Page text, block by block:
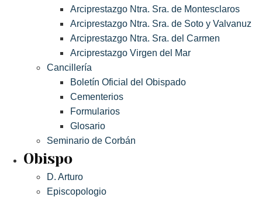
Arciprestazgo Ntra. Sra. de Montesclaros
Arciprestazgo Ntra. Sra. de Soto y Valvanuz
Arciprestazgo Ntra. Sra. del Carmen
Arciprestazgo Virgen del Mar
Cancillería
Boletín Oficial del Obispado
Cementerios
Formularios
Glosario
Seminario de Corbán
Obispo
D. Arturo
Episcopologio